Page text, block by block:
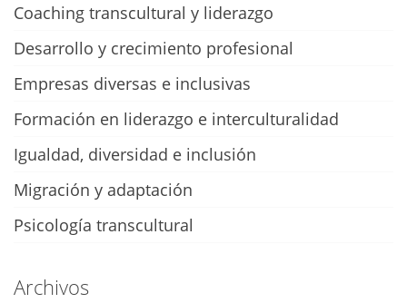
Coaching transcultural y liderazgo
Desarrollo y crecimiento profesional
Empresas diversas e inclusivas
Formación en liderazgo e interculturalidad
Igualdad, diversidad e inclusión
Migración y adaptación
Psicología transcultural
Archivos